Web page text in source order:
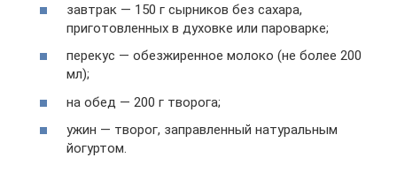
завтрак — 150 г сырников без сахара,
приготовленных в духовке или пароварке;
перекус — обезжиренное молоко (не более 200
мл);
на обед — 200 г творога;
ужин — творог, заправленный натуральным
йогуртом.